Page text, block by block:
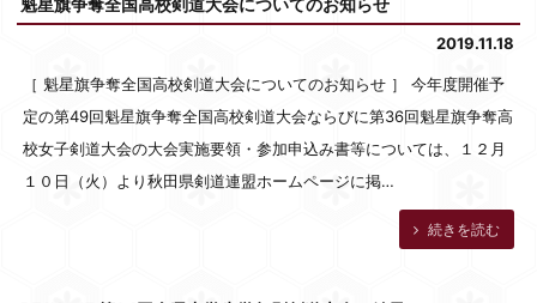
魁星旗争奪全国高校剣道大会についてのお知らせ
2019.11.18
［ 魁星旗争奪全国高校剣道大会についてのお知らせ ］ 今年度開催予
定の第49回魁星旗争奪全国高校剣道大会ならびに第36回魁星旗争奪高
校女子剣道大会の大会実施要領・参加申込み書等については、１２月
１０日（火）より秋田県剣道連盟ホームページに掲…
続きを読む